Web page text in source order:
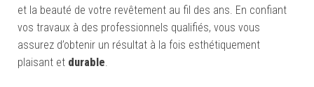
et la beauté de votre revêtement au fil des ans. En confiant
vos travaux à des professionnels qualifiés, vous vous
assurez d’obtenir un résultat à la fois esthétiquement
plaisant et durable.